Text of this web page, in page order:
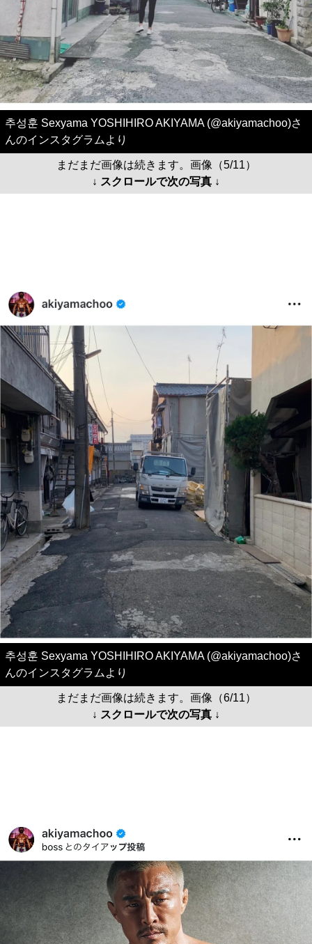
추성훈 Sexyama YOSHIHIRO AKIYAMA (@akiyamachoo)さ
んのインスタグラムより
まだまだ画像は続きます。画像（5/11）
↓ スクロールで次の写真 ↓
추성훈 Sexyama YOSHIHIRO AKIYAMA (@akiyamachoo)さ
んのインスタグラムより
まだまだ画像は続きます。画像（6/11）
↓ スクロールで次の写真 ↓